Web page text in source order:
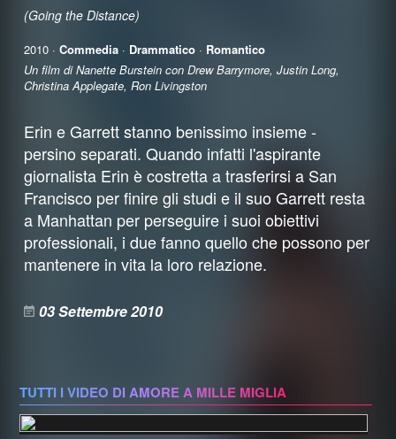
(Going the Distance)
2010 · Commedia· Drammatico· Romantico
Un film di Nanette Burstein con Drew Barrymore, Justin Long,
Christina Applegate, Ron Livingston
Erin e Garrett stanno benissimo insieme -
persino separati. Quando infatti l'aspirante
giornalista Erin è costretta a trasferirsi a San
Francisco per finire gli studi e il suo Garrett resta
a Manhattan per perseguire i suoi obiettivi
professionali, i due fanno quello che possono per
mantenere in vita la loro relazione.
03 Settembre 2010
TUTTI I VIDEO DI AMORE A MILLE MIGLIA